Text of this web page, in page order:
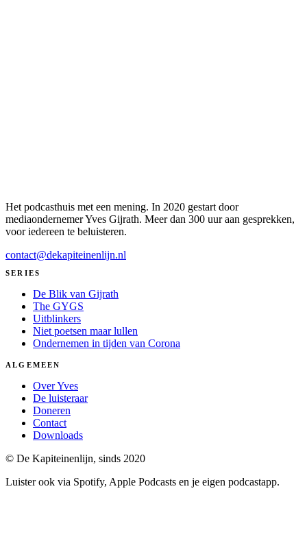
Het podcasthuis met een mening. In 2020 gestart door
mediaondernemer Yves Gijrath. Meer dan 300 uur aan gesprekken,
voor iedereen te beluisteren.
contact@dekapiteinenlijn.nl
SERIES
De Blik van Gijrath
The GYGS
Uitblinkers
Niet poetsen maar lullen
Ondernemen in tijden van Corona
ALGEMEEN
Over Yves
De luisteraar
Doneren
Contact
Downloads
© De Kapiteinenlijn, sinds 2020
Luister ook via Spotify, Apple Podcasts en je eigen podcastapp.